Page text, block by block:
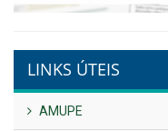
UTILIDADE PÚBLICA